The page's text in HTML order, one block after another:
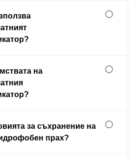
на
за съхранение на
прах?